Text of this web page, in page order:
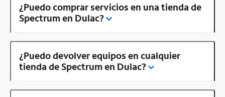
¿Puedo comprar servicios en una tienda de
Spectrum en Dulac?
¿Puedo devolver equipos en cualquier
tienda de Spectrum en Dulac?